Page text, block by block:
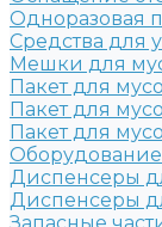
Одноразовая
Средства для
Мешки для
Пакет для
Пакет для
Пакет для
Оборудование
Диспенсеры
Диспенсеры